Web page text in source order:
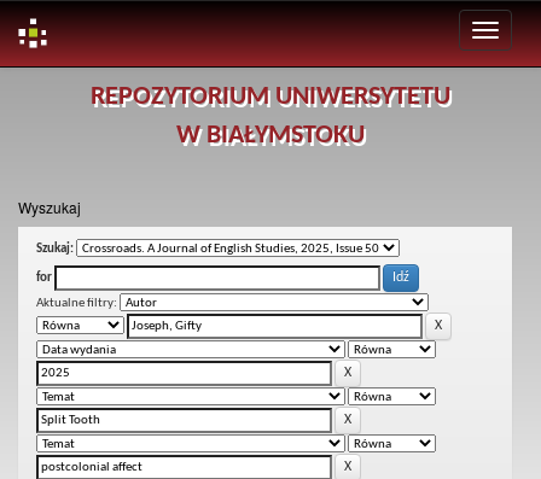
REPOZYTORIUM UNIWERSYTETU
W BIAŁYMSTOKU
Wyszukaj
Szukaj:
for
Aktualne filtry: